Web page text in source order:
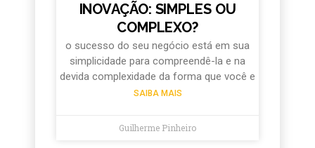
INOVAÇÃO: SIMPLES OU
COMPLEXO?
o sucesso do seu negócio está em sua
simplicidade para compreendê-la e na
devida complexidade da forma que você e
SAIBA MAIS
Guilherme Pinheiro